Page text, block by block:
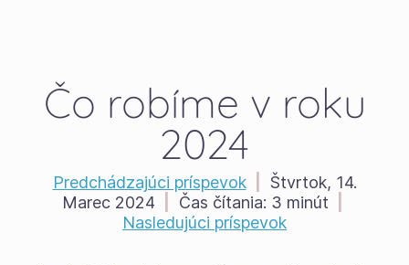
Čo robíme v roku
2024
Predchádzajúci príspevok
Štvrtok, 14.
Marec 2024
Čas čítania: 3 minút
Nasledujúci príspevok